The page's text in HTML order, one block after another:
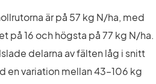
är på 57 kg N/ha, med
på 16 och högsta på 77 kg N/ha.
delarna av fälten låg i snitt
en variation mellan 43–106 kg